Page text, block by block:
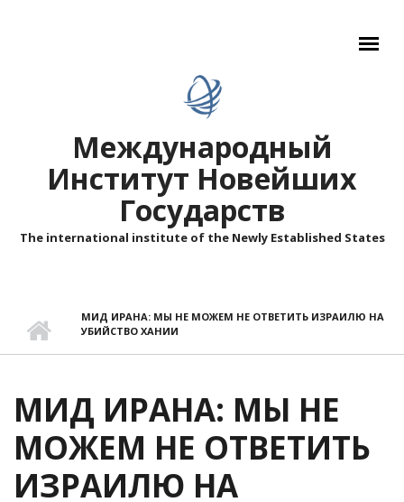
Международный
Институт Новейших
Государств
The international institute of the Newly Established States
МИД ИРАНА: МЫ НЕ МОЖЕМ НЕ ОТВЕТИТЬ ИЗРАИЛЮ НА
УБИЙСТВО ХАНИИ
МИД ИРАНА: МЫ НЕ
МОЖЕМ НЕ ОТВЕТИТЬ
ИЗРАИЛЮ НА